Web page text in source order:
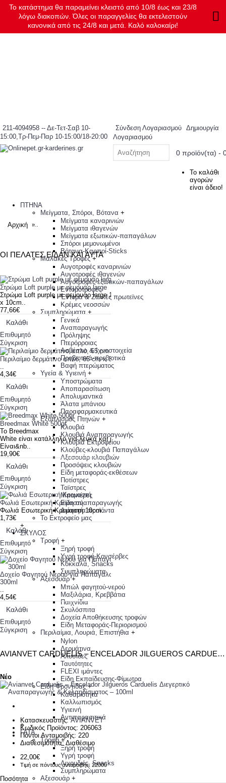
Το κατάστημα θα παραμείνει κλειστό από 10/8 έως και 23/8
λόγω διακοπών. Όλες οι παραγγελίες θα εκτελεστούν
κανονικά από τις 24/8 και μετά. Καλό καλοκαίρι!
211-4094958 -- Δε-Τετ-Σαβ 10-
15:00,Τρ-Πεμ-Παρ 10-15:00/18-20:00
Σύνδεση Λογαριασμού Δημιουργία
Λογαριασμού
0 προϊόν(τα) -
Το καλάθι
αγορών
είναι άδειο!
ΠΤΗΝΑ
Μείγματα, Σπόροι, Βότανα +
Μείγματα καναρινιών
Μείγματα ιθαγενών
Μείγματα εξωτικών-παπαγάλων
Σπόροι μεμονωμένοι
Βότανα-Καρποί-Sticks
Μαλακές Τροφές+
Αυγοτροφές καναρινιών
Αυγοτροφές ιθαγενών
Αυγοτροφές εξωτικών-παπαγάλων
Εντομοτροφές
Έντομα & Ζωικές πρωτεϊνες
Κρέμες νεοσσών
Συμπληρώματα+
Γενικά
Αναπαραγωγής
Πρόληψης
Πτερόρροιας
Ασβέστιο & Ιχνοστοιχεία
Προβιοτικά-πρεβιοτικά
Βαφή πτερώματος
Υγεία & Υγιεινή +
Υποστρώματα
Αποπαρασίτωση
Απολυμαντικά
Άλατα μπάνιου
Παραφαρμακευτικά
Εξοπλισμός Πτηνών +
Κλουβιά
Κλουβιά Αναπαραγωγής
Κλουβιά Eκτροφείου
Κλούβες-κλουβιά Παπαγάλων
Αξεσουάρ κλουβιών
Προσόψεις κλουβιών
Είδη μεταφοράς-εκθέσεων
Ποτίστρες
Ταϊστρες
Μπανιέρες
Είδη αναπαραγωγής
Διάφορα προϊόντα
Το Εκτροφείο μας
+
ΣΚΥΛΟΣ
Τροφή +
Ξηρή τροφή
Υγρή τροφή-Κονσέρβες
Κόκκαλα, Snacks
Συμπληρώματα
Αξεσουάρ+
Μπώλ φαγητού-νερού
Μαξιλάρια, Κρεββάτια
Παιχνίδια
Σκυλόσπιτα
Δοχεία Αποθήκευσης τροφών
Είδη Μεταφοράς-Περιορισμού
Περιλαίμια, Λουριά, Επιστήθια +
Nylon
Δερμάτινα
Αλυσίδες
Ταυτότητες
FLEXI ιμάντες
Είδη Εκπαίδευσης-Φίμωτρα
Είδη Φροντίδας+
Καθαριότητα
Καλλωπισμός
Υγιεινή
Αντιπαρασιτικά
+
ΓΑΤΑ
Τροφή+
Ξηρή τροφή
Υγρή τροφή
Λιχουδιές, Snacks
Συμπληρώματα
Αξεσουάρ +
Αρχική Avianvet Carduelis – Encelador Jilgueros Carduelis Διεγερτικό
ΟΙ ΠΕΛΑΤΕΣ ΕΙΔΑΝ ΚΑΙ ΑΥΤΑ
Στρώμα Loft purple με φεμουάρ large
Στρώμα Loft purple με φεμουάρ large 110 x 80
x 10cm..
77,66€
Καλάθι
Επιθυμητό
Σύγκριση
Περιλαίμιο δερμάτινο απλό, 65 cm x 30 mm
..
4,34€
Καλάθι
Επιθυμητό
Σύγκριση
Breedmax White 500gr
Το Breedmax
White είναι κατάλληλο για λευκά και μωσαϊκά.
Είναι&nb..
19,90€
Καλάθι
Επιθυμητό
Σύγκριση
Φωλιά Εσωτερική Κρεμαστή
Φωλιά Εσωτερική Κρεμαστή 10cm..
1,73€
Καλάθι
Επιθυμητό
Σύγκριση
Δοχείο Φαγητού Νερού για Παπαγάλους
300ml
4,54€
Καλάθι
Επιθυμητό
Σύγκριση
AVIANVET CARDUELIS – ENCELADOR JILGUEROS CARDUELIS ΔΙΕΓΕΡΤΙΚΌ ΑΝΑΠΑΡΑΓΩΓΉΣ & ΚΕΛΑΗΔΊΣΜΑΤΟΣ – 100ML
Νέο
Κατασκευαστής:AVIANVET
Κωδικός Προϊόντος: 206063
Πόντοι Ανταμοιβής: 220
Διαθεσιμότητα: Διαθέσιμο
22,00€
Τιμή σε πόντους ανταμοιβής: 22000
Ποσότητα